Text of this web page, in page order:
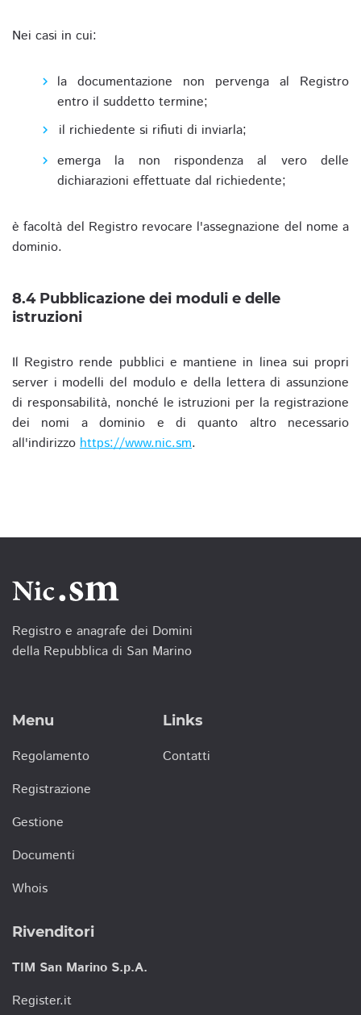
Nei casi in cui:
la documentazione non pervenga al Registro
entro il suddetto termine;
il richiedente si rifiuti di inviarla;
emerga la non rispondenza al vero delle
dichiarazioni effettuate dal richiedente;
è facoltà del Registro revocare l'assegnazione del nome a
dominio.
8.4 Pubblicazione dei moduli e delle
istruzioni
Il Registro rende pubblici e mantiene in linea sui propri
server i modelli del modulo e della lettera di assunzione
di responsabilità, nonché le istruzioni per la registrazione
dei nomi a dominio e di quanto altro necessario
all'indirizzo https://www.nic.sm.
Registro e anagrafe dei Domini
della Repubblica di San Marino
Menu
Regolamento
Registrazione
Gestione
Documenti
Whois
Links
Contatti
Rivenditori
TIM San Marino S.p.A.
Register.it